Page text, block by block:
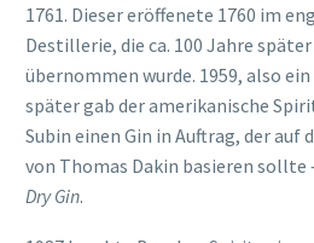
1761. Dieser eröffenete 1760 im
Destillerie, die ca. 100 Jahre
übernommen wurde. 1959, also
später gab der amerikanische
Subin einen Gin in Auftrag, der
von Thomas Dakin basieren sollte
Dry Gin.